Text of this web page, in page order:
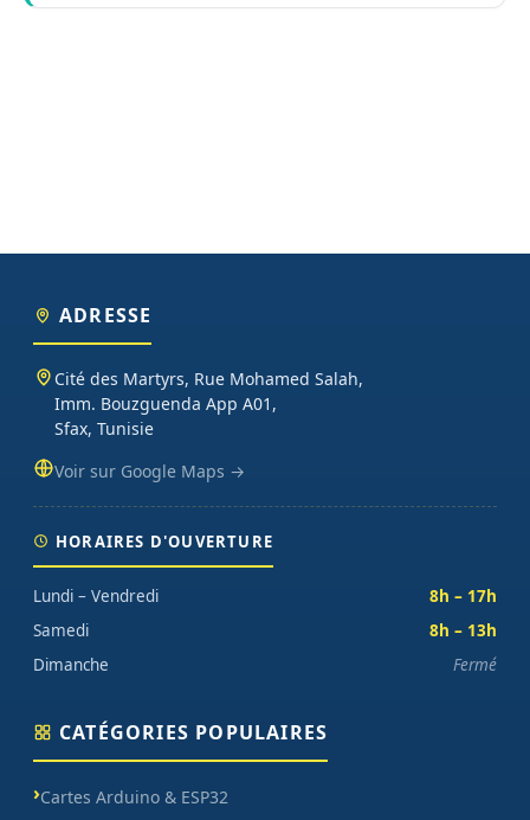
ADRESSE
Cité des Martyrs, Rue Mohamed Salah,
Imm. Bouzguenda App A01,
Sfax, Tunisie
Voir sur Google Maps →
HORAIRES D'OUVERTURE
Lundi – Vendredi
8h – 17h
Samedi
8h – 13h
Dimanche
Fermé
CATÉGORIES POPULAIRES
Cartes Arduino & ESP32